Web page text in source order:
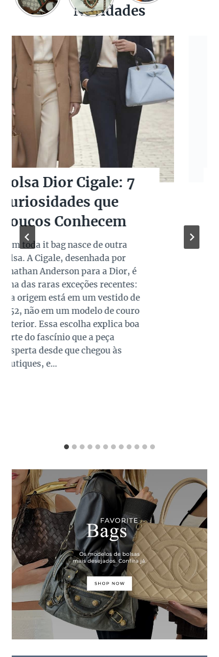
Novidades
Bolsas Pretas de
Marcas de Luxo na
Super Sale dos Pais
Quando falamos de cores de bolsas,
os modelos em preto são os mais
queridos e tradicionais, estando
presente no guarda roupa de quase
todas as mulheres. Esta é uma cor
versátil, clássica e atemporal e
investir em peças neste tom garante
combinações para quase todo look
que usamos, sejam eles para
ocasiões casuais ou mais…